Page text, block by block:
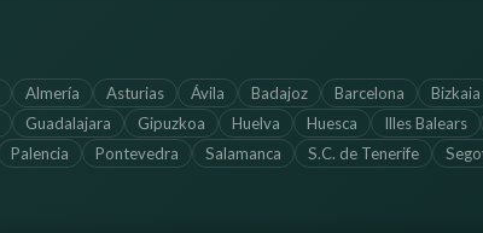
Almería Asturias Ávila Badajoz Barcelona Bizkaia
Guadalajara Gipuzkoa Huelva Huesca Illes Balears
Palencia Pontevedra Salamanca S.C. de Tenerife